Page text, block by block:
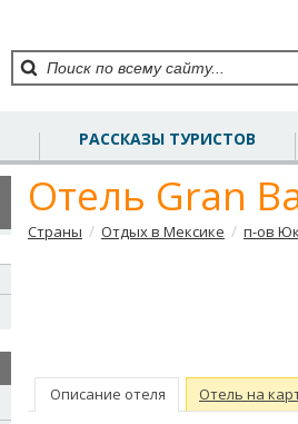
РАССКАЗЫ ТУРИСТОВ
Отель Gran
Страны / Отдых в Мексике / п-ов
Описание отеля Отель на